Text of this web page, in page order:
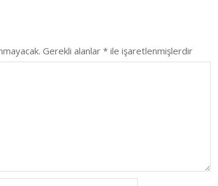
Gerekli alanlar * ile işaretlenmişlerdir